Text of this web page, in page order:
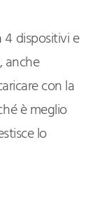
dispositivi e
anche
con la
è meglio
lo